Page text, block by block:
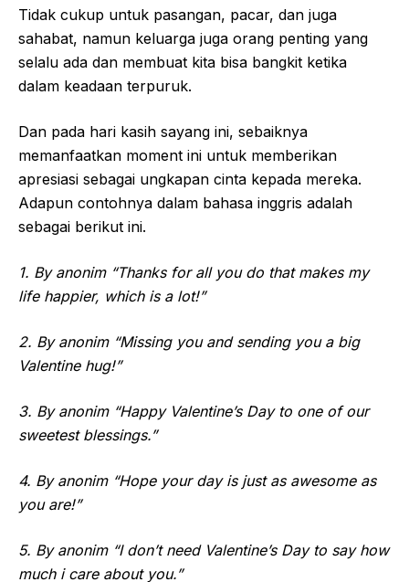
Tidak cukup untuk pasangan, pacar, dan juga
sahabat, namun keluarga juga orang penting yang
selalu ada dan membuat kita bisa bangkit ketika
dalam keadaan terpuruk.
Dan pada hari kasih sayang ini, sebaiknya
memanfaatkan moment ini untuk memberikan
apresiasi sebagai ungkapan cinta kepada mereka.
Adapun contohnya dalam bahasa inggris adalah
sebagai berikut ini.
1. By anonim “Thanks for all you do that makes my
life happier, which is a lot!”
2. By anonim “Missing you and sending you a big
Valentine hug!”
3. By anonim “Happy Valentine’s Day to one of our
sweetest blessings.”
4. By anonim “Hope your day is just as awesome as
you are!”
5. By anonim “I don’t need Valentine’s Day to say how
much i care about you.”